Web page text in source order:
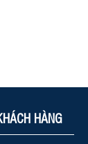
HÀNG